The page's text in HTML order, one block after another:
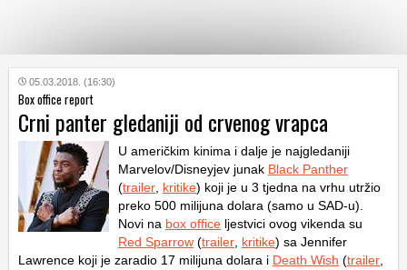
KATEGORIJE
HRVATSKI
WEB
05.03.2018. (16:30)
Box office report
Crni panter gledaniji od crvenog vrapca
U američkim kinima i dalje je najgledaniji
Marvelov/Disneyjev junak Black Panther
(trailer kritike) koji je u 3 tjedna na vrhu utržio
preko 500 milijuna dolara (samo u SAD-u).
Novi na box office ljestvici ovog vikenda su
Red Sparrow (trailer kritike) sa Jennifer
Lawrence koji je zaradio 17 milijuna dolara i Death Wish (trailer